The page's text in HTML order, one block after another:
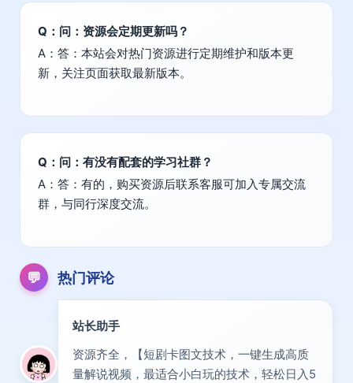
Q：问：资源会定期更新吗？
A：答：本站会对热门资源进行定期维护和版本更
新，关注页面获取最新版本。
Q：问：有没有配套的学习社群？
A：答：有的，购买资源后联系客服可加入专属交流
群，与同行深度交流。
💬 热门评论
站长助手
资源齐全，【短剧卡图文技术，一键生成高质
量解说视频，最适合小白玩的技术，轻松日入5